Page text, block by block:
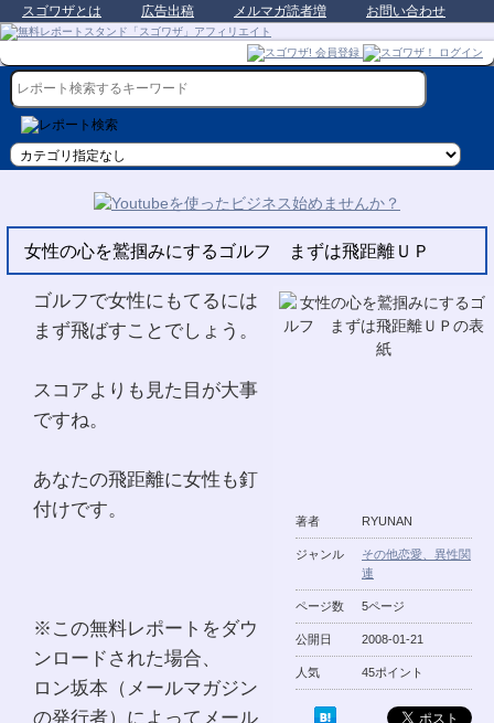
スゴワザとは 広告出稿 メルマガ読者増 お問い合わせ
女性の心を鷲掴みにするゴルフ まずは飛距離ＵＰ
著者 RYUNAN
ジャンル
その他恋愛、異性関
連
ページ数 5ページ
公開日 2008-01-21
人気 45ポイント
ゴルフで女性にもてるには
まず飛ばすことでしょう。
スコアよりも見た目が大事
ですね。
あなたの飛距離に女性も釘
付けです。
※この無料レポートをダウ
ンロードされた場合、
ロン坂本（メールマガジン
の発行者）によってメール